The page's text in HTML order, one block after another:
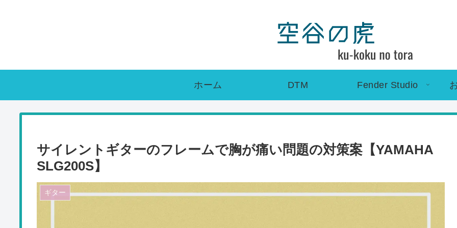
ホーム DTM Fender Studio
サイレントギターのフレームで胸が痛い問題の対策案【YAMAHA
SLG200S】
ギター